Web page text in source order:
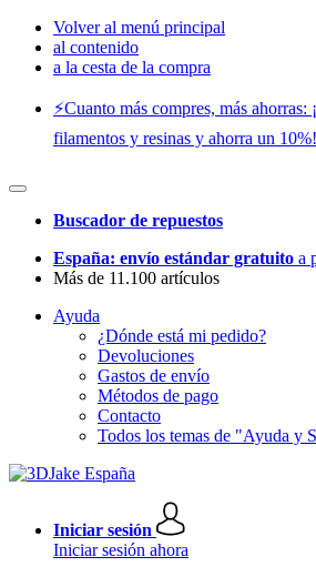
Volver al menú principal
al contenido
a la cesta de la compra
⚡️Cuanto más compres, más
filamentos y resinas y ahorra un 10%!
Buscador de repuestos
España: envío estándar gratuito a
Más de 11.100 artículos
Ayuda
¿Dónde está mi pedido?
Devoluciones
Gastos de envío
Métodos de pago
Contacto
Todos los temas de "Ayuda y
Iniciar sesión
Iniciar sesión ahora